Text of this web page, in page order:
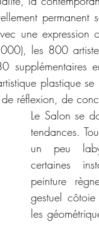
permanent
une
les 800
supplémentaires
plastique
réflexion, de
Le Salon se
tendances.
un peu
certaines
peinture
gestuel
les